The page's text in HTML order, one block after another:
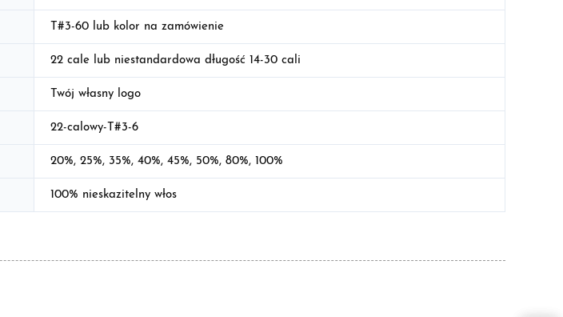
T#3-60 lub kolor na zamówienie
22 cale lub niestandardowa długość 14-30 cali
Twój własny logo
22-calowy-T#3-6
20%, 25%, 35%, 40%, 45%, 50%, 80%, 100%
100% nieskazitelny włos